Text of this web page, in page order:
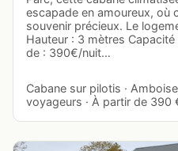
escapade en amoureux, où
souvenir précieux. Le
Hauteur : 3 mètres
de : 390€/nuit…
Cabane sur pilotis ·
voyageurs · À partir de 390